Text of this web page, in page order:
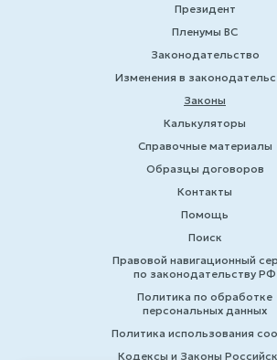
Президент
Пленумы ВС
Законодательство
Изменения в
Законы
Калькуляторы
Справочные материалы
Образцы договоров
Контакты
Помощь
Поиск
Правовой навигационный
по законодательству РФ
Политика по обработке
персональных данных
Политика использования
Кодексы и Законы